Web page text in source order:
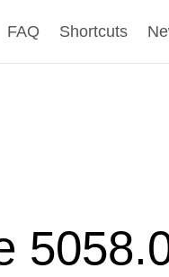
FAQ Shortcuts